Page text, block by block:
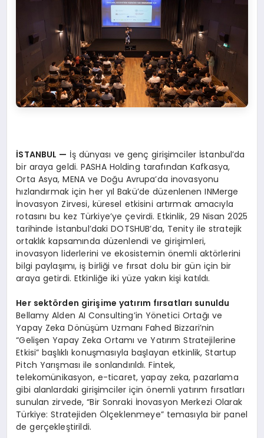
İSTANBUL — İş dünyası ve genç girişimciler İstanbul’da
bir araya geldi. PASHA Holding tarafından Kafkasya,
Orta Asya, MENA ve Doğu Avrupa’da inovasyonu
hızlandırmak için her yıl Bakü’de düzenlenen INMerge
İnovasyon Zirvesi, küresel etkisini artırmak amacıyla
rotasını bu kez Türkiye’ye çevirdi. Etkinlik, 29 Nisan 2025
tarihinde İstanbul’daki DOTSHUB’da, Tenity ile stratejik
ortaklık kapsamında düzenlendi ve girişimleri,
inovasyon liderlerini ve ekosistemin önemli aktörlerini
bilgi paylaşımı, iş birliği ve fırsat dolu bir gün için bir
araya getirdi. Etkinliğe iki yüze yakın kişi katıldı.
Her sektörden girişime yatırım fırsatları sunuldu
Bellamy Alden AI Consulting’in Yönetici Ortağı ve
Yapay Zeka Dönüşüm Uzmanı Fahed Bizzari’nin
“Gelişen Yapay Zeka Ortamı ve Yatırım Stratejilerine
Etkisi” başlıklı konuşmasıyla başlayan etkinlik, Startup
Pitch Yarışması ile sonlandırıldı. Fintek,
telekomünikasyon, e-ticaret, yapay zeka, pazarlama
gibi alanlardaki girişimciler için önemli yatırım fırsatları
sunulan zirvede, “Bir Sonraki İnovasyon Merkezi Olarak
Türkiye: Stratejiden Ölçeklenmeye” temasıyla bir panel
de gerçekleştirildi.